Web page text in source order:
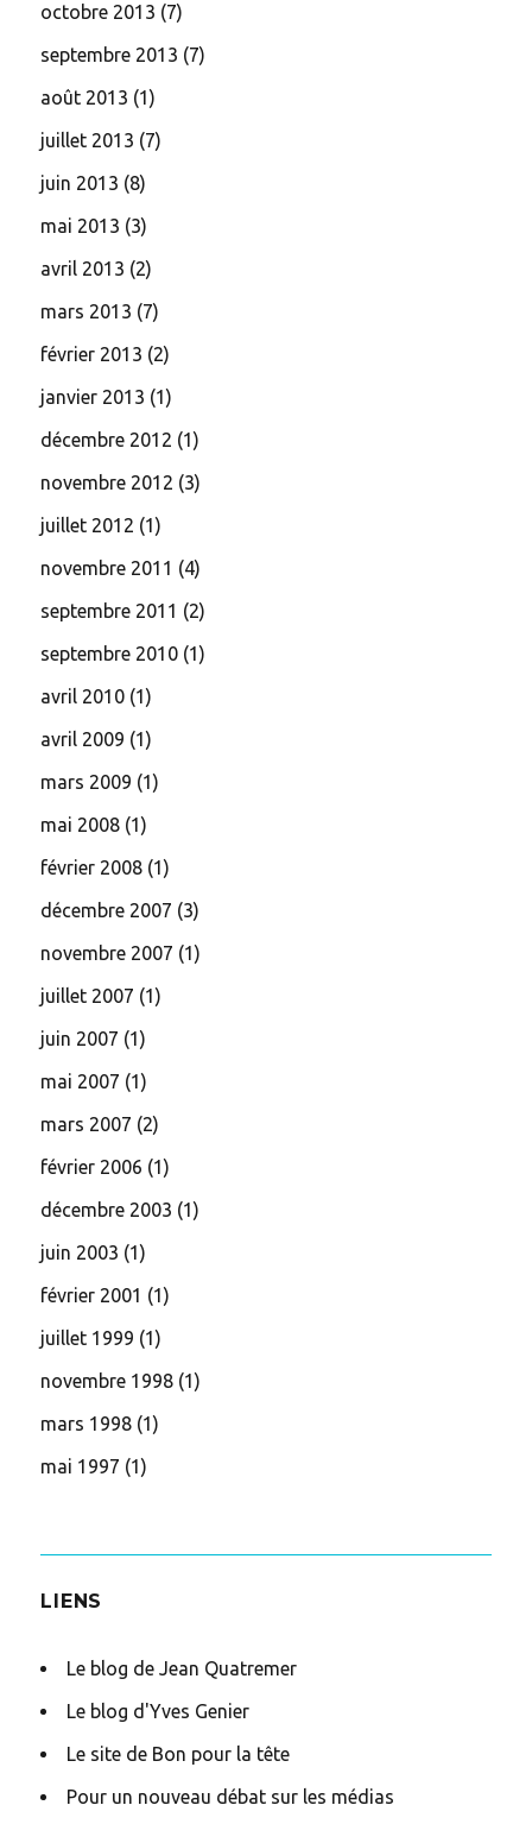
octobre 2013 (7)
septembre 2013 (7)
août 2013 (1)
juillet 2013 (7)
juin 2013 (8)
mai 2013 (3)
avril 2013 (2)
mars 2013 (7)
février 2013 (2)
janvier 2013 (1)
décembre 2012 (1)
novembre 2012 (3)
juillet 2012 (1)
novembre 2011 (4)
septembre 2011 (2)
septembre 2010 (1)
avril 2010 (1)
avril 2009 (1)
mars 2009 (1)
mai 2008 (1)
février 2008 (1)
décembre 2007 (3)
novembre 2007 (1)
juillet 2007 (1)
juin 2007 (1)
mai 2007 (1)
mars 2007 (2)
février 2006 (1)
décembre 2003 (1)
juin 2003 (1)
février 2001 (1)
juillet 1999 (1)
novembre 1998 (1)
mars 1998 (1)
mai 1997 (1)
LIENS
Le blog de Jean Quatremer
Le blog d'Yves Genier
Le site de Bon pour la tête
Pour un nouveau débat sur les médias